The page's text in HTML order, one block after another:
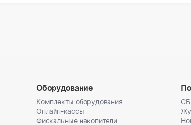
Оборудование
Комплекты оборудования
Онлайн-кассы
Фискальные накопители